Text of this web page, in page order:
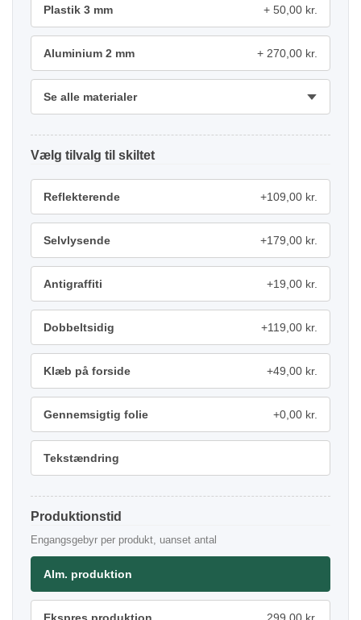
Plastik 3 mm 50,00 kr.
Aluminium 2 mm 270,00 kr.
Se alle materialer
tilvalg
Reflekterende +109,00 kr.
Selvlysende +179,00 kr.
Antigraffiti +19,00 kr.
Dobbeltsidig +119,00 kr.
Klæb på forside +49,00 kr.
Gennemsigtig folie +0,00 kr.
Tekstændring
Produktionstid
Engangsgebyr per produkt, uanset antal
Alm. produktion